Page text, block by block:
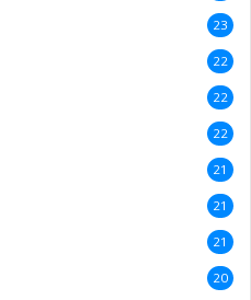
23
22
22
22
21
21
21
20